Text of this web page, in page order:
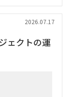
、および仕様設
2026.07.17
ェクトの運